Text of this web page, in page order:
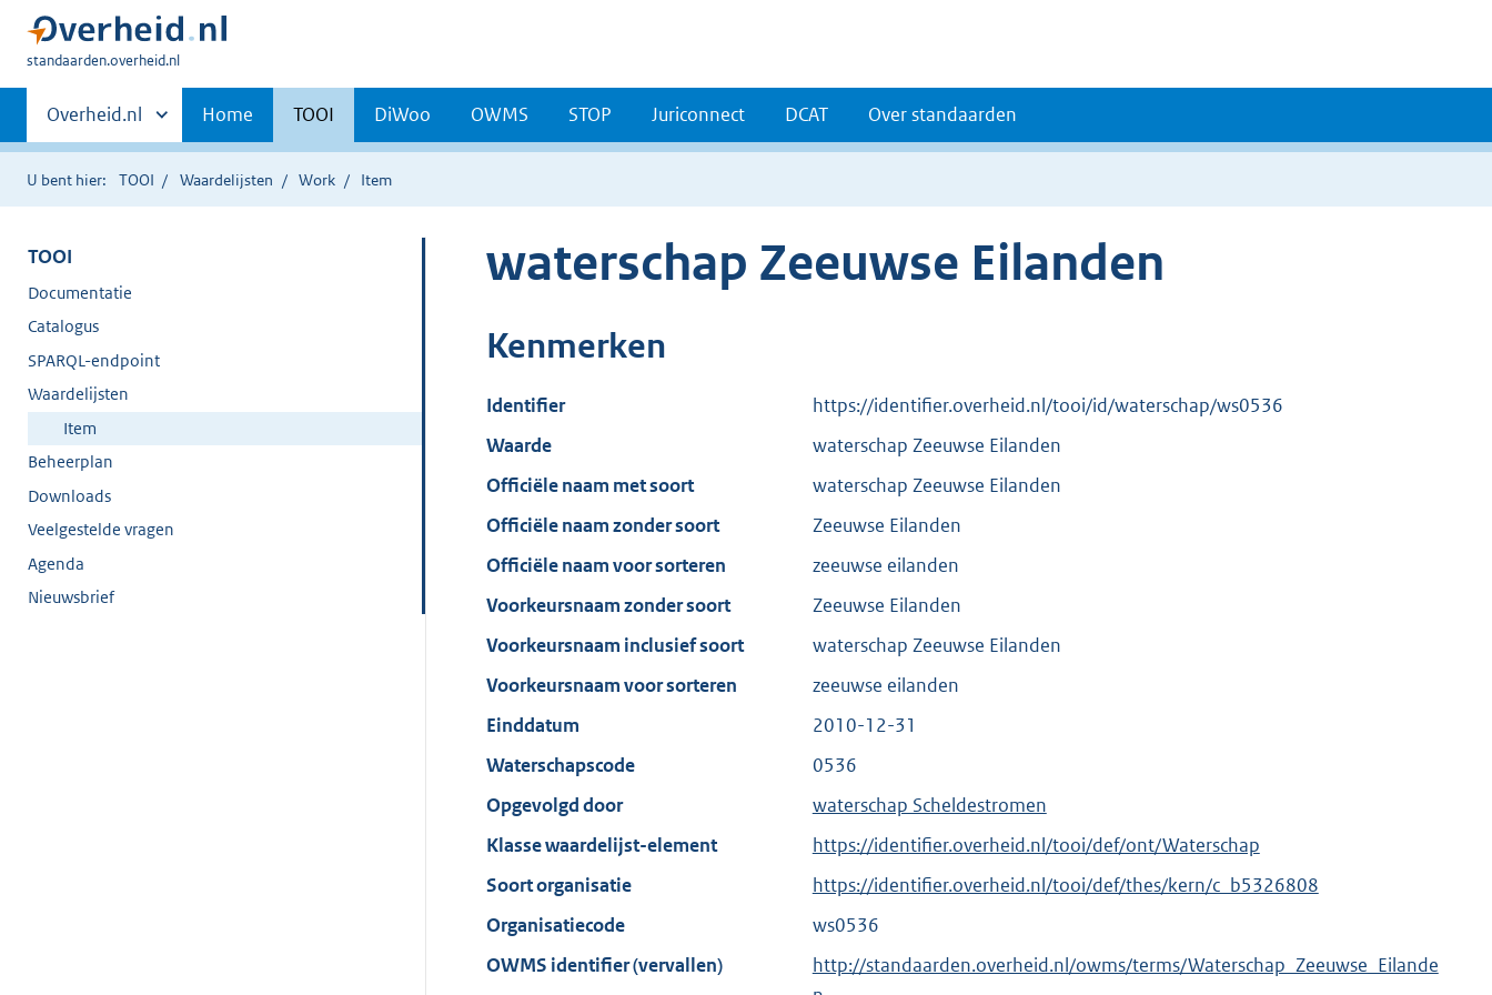
U
hier:
standaarden.overheid.nl
Primaire
navigatie
Andere
sites
binnen
Overheid.nl Home TOOI DiWoo OWMS STOP Juriconnect DCAT Over standaarden
U bent hier: TOOI Waardelijsten Work Item
TOOI
Documentatie
Catalogus
SPARQL-endpoint
Waardelijsten
Item
Beheerplan
Downloads
Veelgestelde vragen
Agenda
Nieuwsbrief
waterschap Zeeuwse Eilanden
Kenmerken
Identifier
https://identifier.overheid.nl/tooi/id/waterschap/ws0536
Waarde
waterschap Zeeuwse Eilanden
Officiële naam met soort
waterschap Zeeuwse Eilanden
Officiële naam zonder soort
Zeeuwse Eilanden
Officiële naam voor sorteren
zeeuwse eilanden
Voorkeursnaam zonder soort
Zeeuwse Eilanden
Voorkeursnaam inclusief soort
waterschap Zeeuwse Eilanden
Voorkeursnaam voor sorteren
zeeuwse eilanden
Einddatum
2010-12-31
Waterschapscode
0536
Opgevolgd door
waterschap Scheldestromen
Klasse waardelijst-element
https://identifier.overheid.nl/tooi/def/ont/Waterschap
Soort organisatie
https://identifier.overheid.nl/tooi/def/thes/kern/c_b5326808
Organisatiecode
ws0536
OWMS identifier (vervallen)
http://standaarden.overheid.nl/owms/terms/Waterschap_Zeeuwse_Eilande